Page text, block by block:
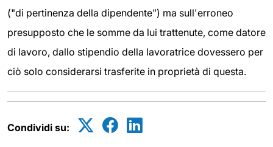
("di pertinenza della dipendente") ma sull'erroneo
presupposto che le somme da lui trattenute, come datore
di lavoro, dallo stipendio della lavoratrice dovessero per
ciò solo considerarsi trasferite in proprietà di questa.
Condividi su: